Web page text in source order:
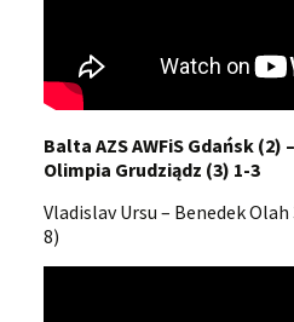
Balta AZS AWFiS Gdańsk (2)
Olimpia Grudziądz (3) 1-3
Vladislav Ursu – Benedek
8)